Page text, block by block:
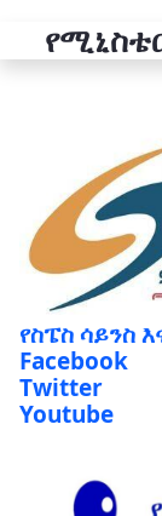
የስፔስ ሳይንስ
Facebook
Twitter
Youtube